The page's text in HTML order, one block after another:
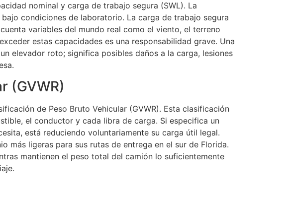
nominal y carga de trabajo segura (SWL). La
condiciones de laboratorio. La carga de trabajo segura
variables del mundo real como el viento, el terreno
estas capacidades es una responsabilidad grave. Una
elevador roto; significa posibles daños a la carga, lesiones
(GVWR)
de Peso Bruto Vehicular (GVWR). Esta clasificación
el conductor y cada libra de carga. Si especifica un
está reduciendo voluntariamente su carga útil legal.
más ligeras para sus rutas de entrega en el sur de Florida.
mantienen el peso total del camión lo suficientemente